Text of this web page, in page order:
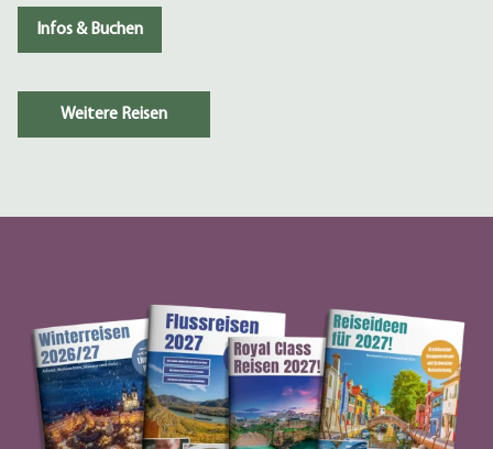
Infos & Buchen
Weitere Reisen